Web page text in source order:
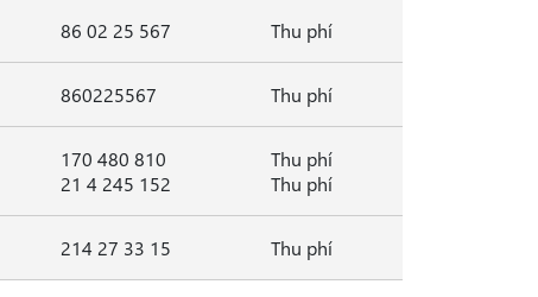
86 02 25 567 Thu phí
860225567 Thu phí
170 480 810
21 4 245 152
Thu phí
Thu phí
214 27 33 15 Thu phí